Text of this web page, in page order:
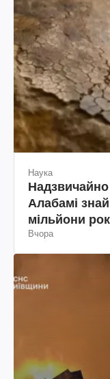
Наука
Надзвичайно
Алабамі
мільйони
Вчора